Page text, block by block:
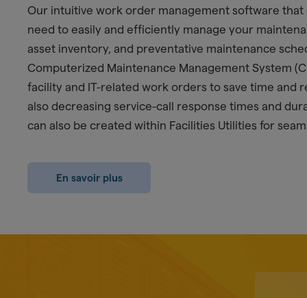
Our intuitive work order management software
need to easily and efficiently manage your
asset inventory, and preventative maintenance
Computerized Maintenance Management System
facility and IT-related work orders to save time and
also decreasing service-call response times and
can also be created within Facilities Utilities for
En savoir plus